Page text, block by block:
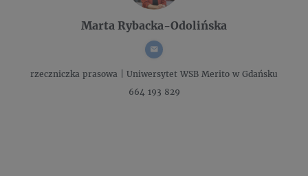
Marta Rybacka-Odolińska
rzeczniczka prasowa |
Uniwersytet WSB Merito w Gdańsku
664 193 829